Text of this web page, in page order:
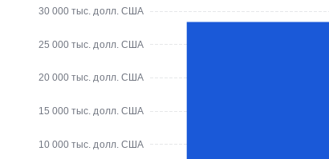
10 000 тыс. долл. США
15 000 тыс. долл. США
20 000 тыс. долл. США
25 000 тыс. долл. США
30 000 тыс. долл. США